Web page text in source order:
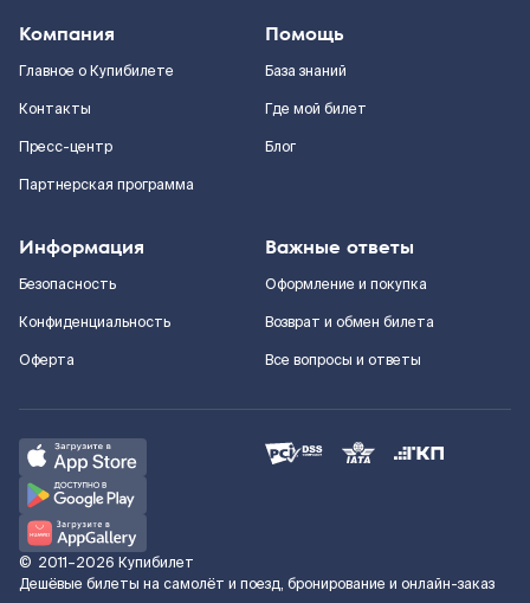
Компания
Главное о Купибилете
Контакты
Пресс-центр
Партнерская программа
Помощь
База знаний
Где мой билет
Блог
Информация
Безопасность
Конфиденциальность
Оферта
Важные ответы
Оформление и покупка
Возврат и обмен билета
Все вопросы и ответы
© 2011–2026 Купибилет
Дешёвые билеты на самолёт и поезд, бронирование и онлайн-заказ